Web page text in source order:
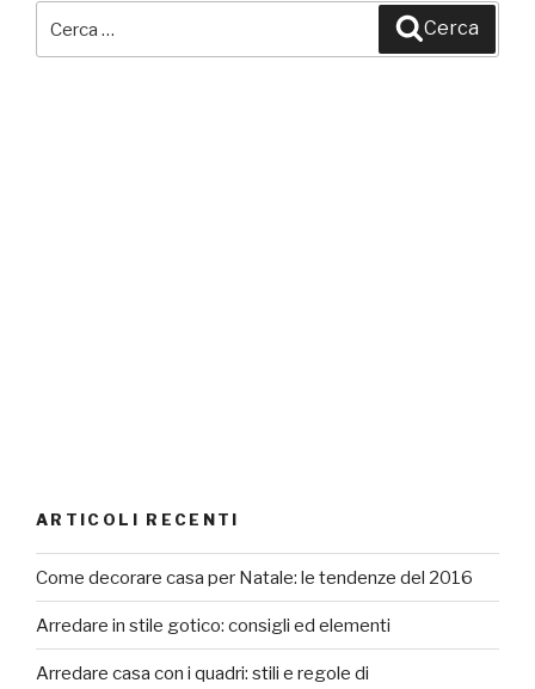
Cerca
ARTICOLI RECENTI
Come decorare casa per Natale: le tendenze del 2016
Arredare in stile gotico: consigli ed elementi
Arredare casa con i quadri: stili e regole di